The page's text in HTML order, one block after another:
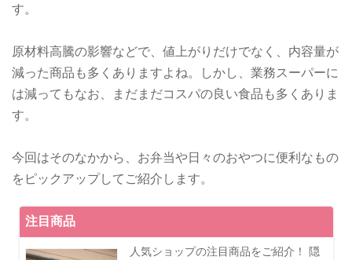
す。
原材料高騰の影響などで、値上がりだけでなく、内容量が
減った商品も多くありますよね。しかし、業務スーパーに
は減ってもなお、まだまだコスパの良い食品も多くありま
す。
今回はそのなかから、お弁当や日々のおやつに便利なもの
をピックアップしてご紹介します。
注目商品
人気ショップの注目商品をご紹介！ 隠